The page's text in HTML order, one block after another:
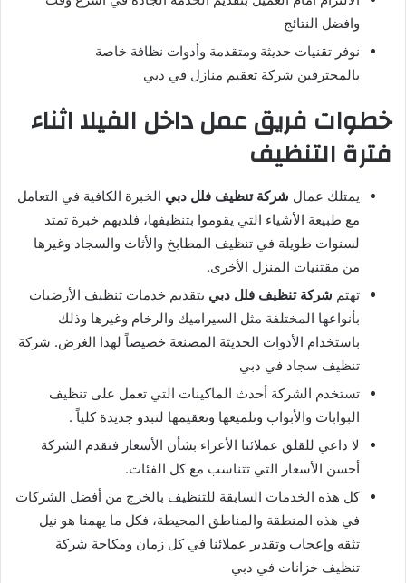
وافضل النتائج
نوفر تقنيات حديثة ومتقدمة وأدوات نظافة خاصة
بالمحترفين شركة تعقيم منازل في دبي
خطوات فريق عمل داخل الفيلا اثناء
فترة التنظيف
يمتلك عمال شركة تنظيف فلل دبي الخبرة الكافية في التعامل
مع طبيعة الأشياء التي يقوموا بتنظيفها، فلديهم خبرة تمتد
لسنوات طويلة في تنظيف المطابخ والأثاث والسجاد وغيرها
من مقتنيات المنزل الأخرى.
تهتم شركة تنظيف فلل دبي بتقديم خدمات تنظيف الأرضيات
بأنواعها المختلفة مثل السيراميك والرخام وغيرها وذلك
باستخدام الأدوات الحديثة المصنعة خصيصاً لهذا الغرض. شركة
تنظيف سجاد في دبي
تستخدم الشركة أحدث الماكينات التي تعمل على تنظيف
البوابات والأبواب وتلميعها وتعقيمها لتبدو جديدة كلياً .
لا داعي للقلق عملائنا الأعزاء بشأن الأسعار فتقدم الشركة
أحسن الأسعار التي تتناسب مع كل الفئات.
كل هذه الخدمات السابقة للتنظيف بالخرج من أفضل الشركات
في هذه المنطقة والمناطق المحيطة، فكل ما يهمنا هو نيل
تثقه وإعجاب وتقدير عملائنا في كل زمان ومكاحة شركة
تنظيف خزانات في دبي